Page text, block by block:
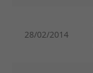
28/02/2014